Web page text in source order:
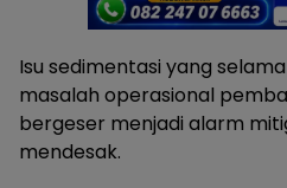
Isu sedimentasi yang
masalah operasional
bergeser menjadi alarm
mendesak.